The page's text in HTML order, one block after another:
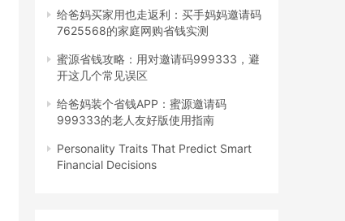
给爸妈买家用也走返利：买手妈妈邀请码
7625568的家庭网购省钱实测
蜜源省钱攻略：用对邀请码999333，避
开这几个常见误区
给爸妈装个省钱APP：蜜源邀请码
999333的老人友好版使用指南
Personality Traits That Predict Smart
Financial Decisions